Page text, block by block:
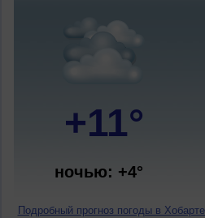
+11°
ночью: +4°
Подробный прогноз погоды в